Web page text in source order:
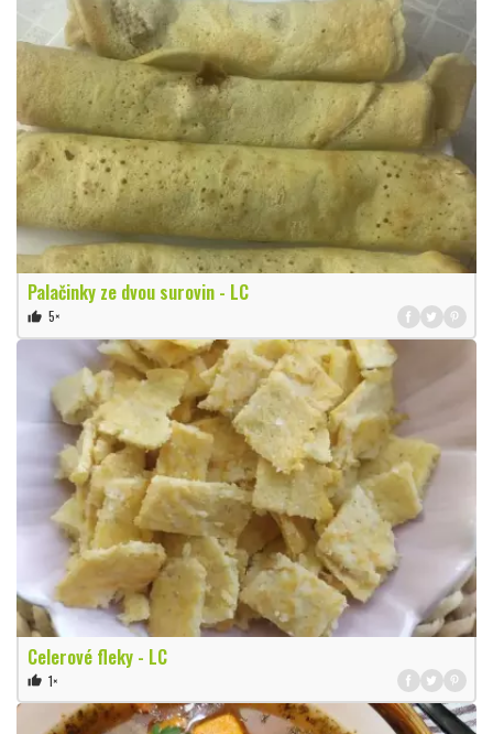
Palačinky ze dvou surovin - LC
thumb_up 5×
Celerové fleky - LC
thumb_up 1×